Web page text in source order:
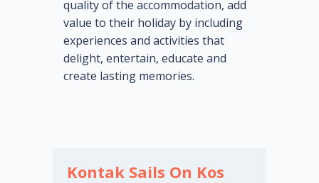
quality of the accommodation, add
value to their holiday by including
experiences and activities that
delight, entertain, educate and
create lasting memories.
Kontak Sails On Kos